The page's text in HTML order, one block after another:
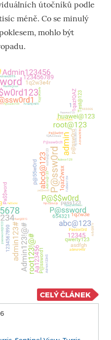
útočníků podle
méně. Co se minulý
mohlo být
CELÝ ČLÁNEK